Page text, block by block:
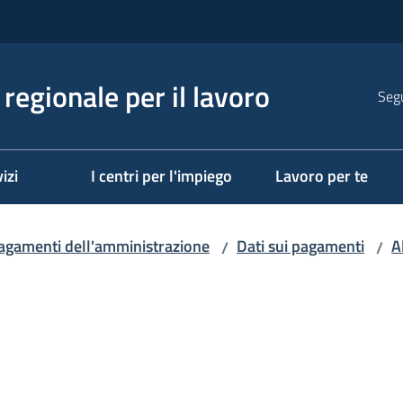
per il lavoro
I centri per l'impiego Lavoro per te
dell'amministrazione / Dati sui pagamenti /